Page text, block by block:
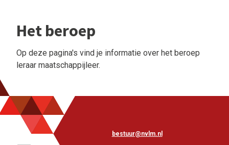
Het beroep
Op deze pagina's vind je informatie over het beroep
leraar maatschappijleer.
bestuur@nvlm.nl